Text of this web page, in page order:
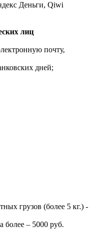
Деньги, Qiwi
лиц
почту,
дней;
грузов (более 5 кг.) -
более – 5000 руб.